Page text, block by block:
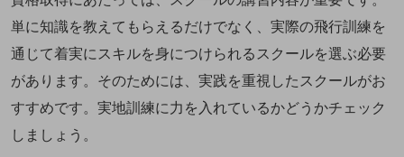
単に知識を教えてもらえるだけでなく、実際の飛行訓練を
通じて着実にスキルを身につけられるスクールを選ぶ必要
があります。そのためには、実践を重視したスクールがお
すすめです。実地訓練に力を入れているかどうかチェック
しましょう。